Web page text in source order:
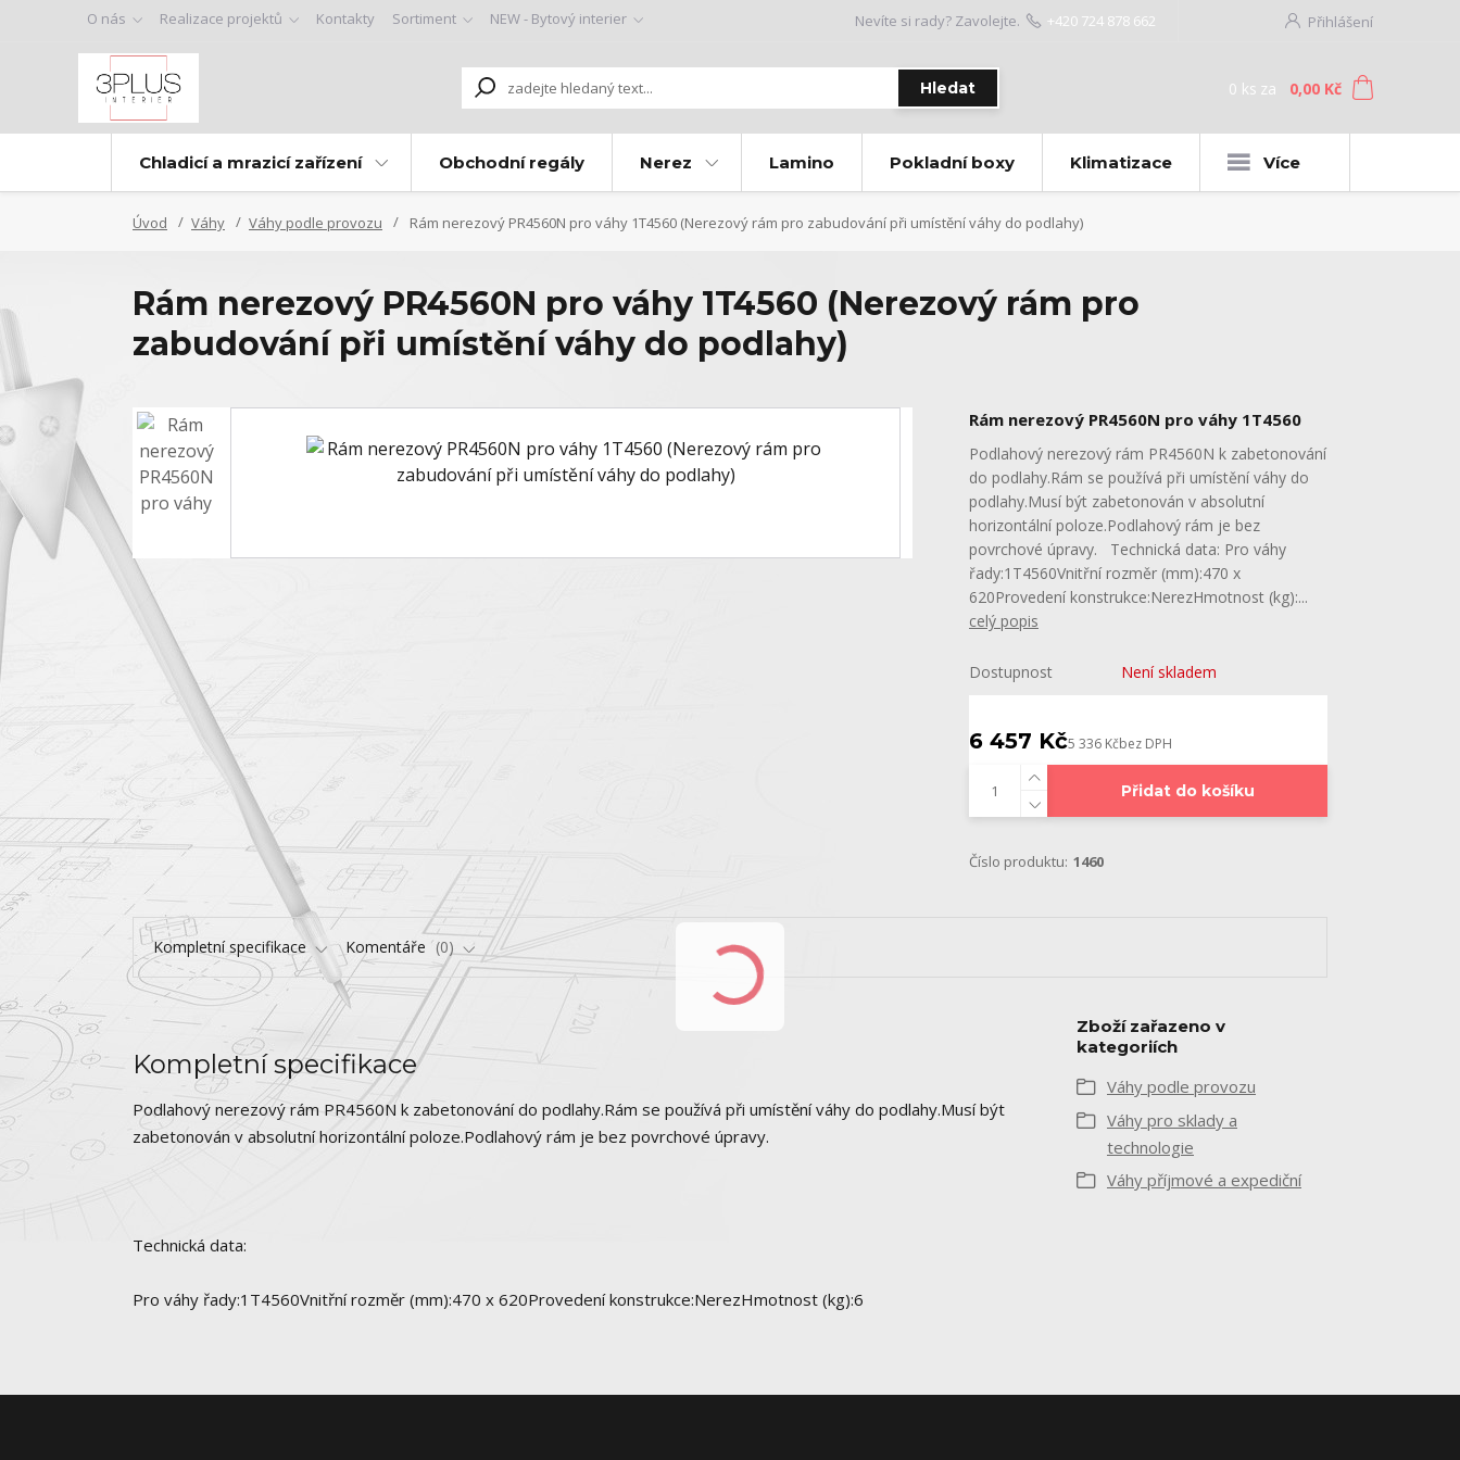
O nás Realizace projektů Kontakty Sortiment NEW - Bytový interier Přihlášení
Hledat
Nevíte si rady? Zavolejte. +420 724 878 662
0 ks za 0,00 Kč
Chladicí a mrazicí zařízení Obchodní regály Nerez Lamino Pokladní boxy Klimatizace Více
Úvod Váhy Váhy podle provozu Rám nerezový PR4560N pro váhy 1T4560 (Nerezový rám pro zabudování při umístění váhy do podlahy)
Rám nerezový PR4560N pro váhy 1T4560 (Nerezový rám pro
zabudování při umístění váhy do podlahy)
Rám nerezový PR4560N pro váhy 1T4560
Podlahový nerezový rám PR4560N k zabetonování
do podlahy.Rám se používá při umístění váhy do
podlahy.Musí být zabetonován v absolutní
horizontální poloze.Podlahový rám je bez
povrchové úpravy. Technická data: Pro váhy
řady:1T4560Vnitřní rozměr (mm):470 x
620Provedení konstrukce:NerezHmotnost (kg):...
celý popis
Dostupnost Není skladem
6 457 Kč5 336 Kčbez DPH
Přidat do košíku
Číslo produktu: 1460
Kompletní specifikace Komentáře 0
Kompletní specifikace
Podlahový nerezový rám PR4560N k zabetonování do podlahy.Rám se používá při umístění váhy do podlahy.Musí být
zabetonován v absolutní horizontální poloze.Podlahový rám je bez povrchové úpravy.
Technická data:
Pro váhy řady:1T4560Vnitřní rozměr (mm):470 x 620Provedení konstrukce:NerezHmotnost (kg):6
Zboží zařazeno v
kategoriích
Váhy podle provozu
Váhy pro sklady a
technologie
Váhy příjmové a expediční